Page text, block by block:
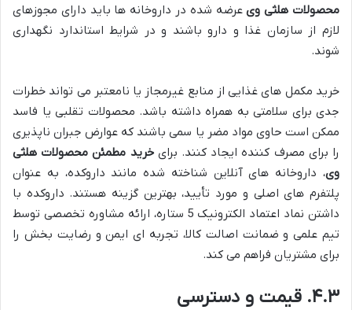
محصولات هلثی ویعرضه شده در داروخانه ها باید دارای مجوزهای
لازم از سازمان غذا و دارو باشند و در شرایط استاندارد نگهداری
شوند.
خرید مکمل های غذایی از منابع غیرمجاز یا نامعتبر می تواند خطرات
جدی برای سلامتی به همراه داشته باشد. محصولات تقلبی یا فاسد
ممکن است حاوی مواد مضر یا سمی باشند که عوارض جبران ناپذیری
را برای مصرف کننده ایجاد کنند. برایخرید مطمئن محصولات هلثی
وی، داروخانه های آنلاین شناخته شده مانند داروکده، به عنوان
پلتفرم های اصلی و مورد تأیید، بهترین گزینه هستند. داروکده با
داشتن نماد اعتماد الکترونیک 5 ستاره، ارائه مشاوره تخصصی توسط
تیم علمی و ضمانت اصالت کالا، تجربه ای ایمن و رضایت بخش را
برای مشتریان فراهم می کند.
۴.۳. قیمت و دسترسی